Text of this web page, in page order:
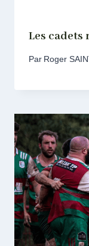
Les cadets
Par Roger